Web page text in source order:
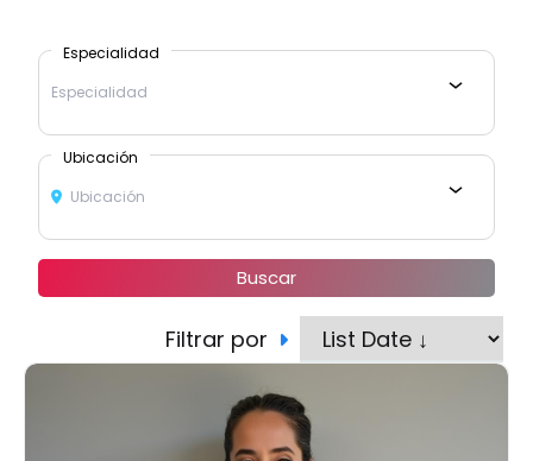
Especialidad
Especialidad
Ubicación
Ubicación
Buscar
Filtrar por